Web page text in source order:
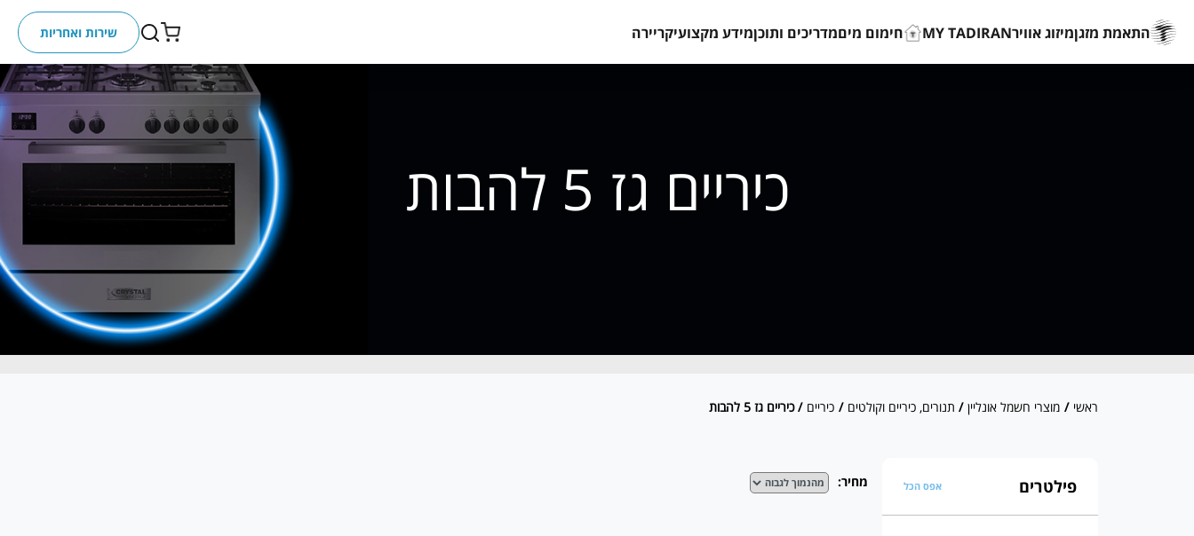
התאמת מזגןמיזוג אווירMY TADIRAN חימום מיםמדריכים ותוכןמידע מקצועיקריירה שירות ואחריות
כיריים גז 5 להבות
ראשי / מוצרי חשמל אונליין / תנורים, כיריים וקולטים / כיריים / כיריים גז 5 להבות
פילטרים אפס הכל מחיר: